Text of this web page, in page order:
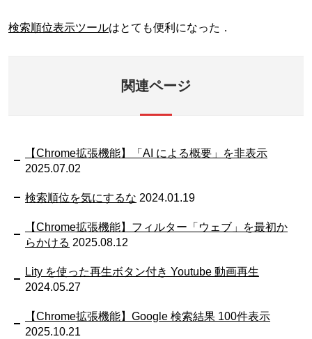
検索順位表示ツールはとても便利になった．
関連ページ
【Chrome拡張機能】「AI による概要」を非表示
2025.07.02
検索順位を気にするな 2024.01.19
【Chrome拡張機能】フィルター「ウェブ」を最初か
らかける 2025.08.12
Lity を使った再生ボタン付き Youtube 動画再生
2024.05.27
【Chrome拡張機能】Google 検索結果 100件表示
2025.10.21